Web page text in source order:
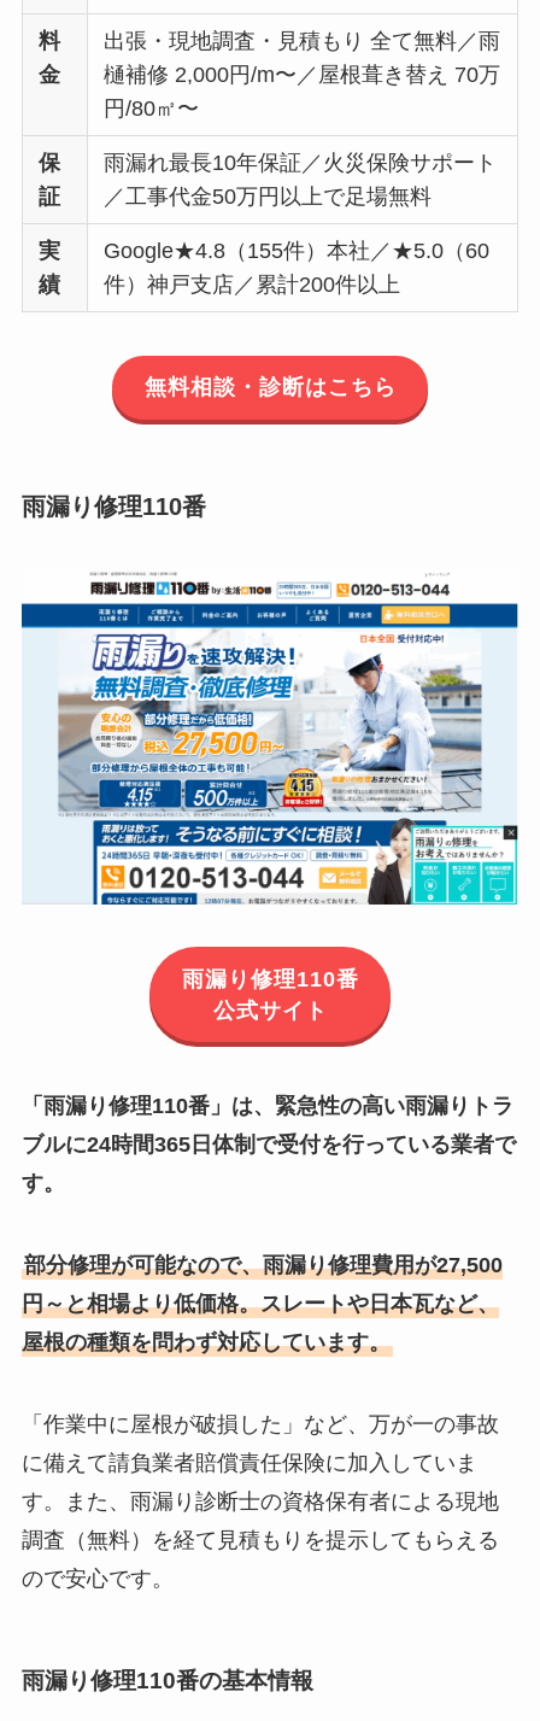
料
金
出張・現地調査・見積もり 全て無料／雨
樋補修 2,000円/m〜／屋根葺き替え 70万
円/80㎡〜
保
証
雨漏れ最長10年保証／火災保険サポート
／工事代金50万円以上で足場無料
実
績
Google★4.8（155件）本社／★5.0（60
件）神戸支店／累計200件以上
無料相談・診断はこちら
雨漏り修理110番
雨漏り修理110番
公式サイト
「雨漏り修理110番」は、緊急性の高い雨漏りトラ
ブルに24時間365日体制で受付を行っている業者で
す。
部分修理が可能なので、雨漏り修理費用が27,500
円～と相場より低価格。スレートや日本瓦など、
屋根の種類を問わず対応しています。
「作業中に屋根が破損した」など、万が一の事故
に備えて請負業者賠償責任保険に加入していま
す。また、雨漏り診断士の資格保有者による現地
調査（無料）を経て見積もりを提示してもらえる
ので安心です。
雨漏り修理110番の基本情報